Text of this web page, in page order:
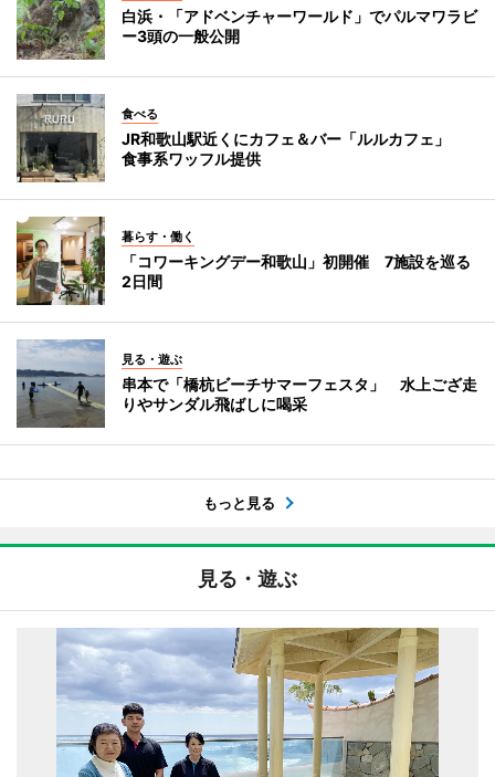
白浜・「アドベンチャーワールド」でパルマワラビ
ー3頭の一般公開
食べる
JR和歌山駅近くにカフェ＆バー「ルルカフェ」
食事系ワッフル提供
暮らす・働く
「コワーキングデー和歌山」初開催 7施設を巡る
2日間
見る・遊ぶ
串本で「橋杭ビーチサマーフェスタ」 水上ござ走
りやサンダル飛ばしに喝采
もっと見る
見る・遊ぶ